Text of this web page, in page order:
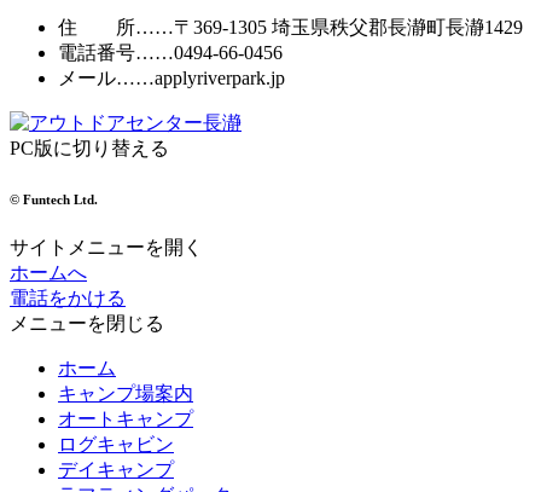
住 所……〒369-1305 埼玉県秩父郡長瀞町長瀞1429
電話番号……0494-66-0456
メール……applyriverpark.jp
PC版に切り替える
© Funtech Ltd.
サイトメニューを開く
ホームへ
電話をかける
メニューを閉じる
ホーム
キャンプ場案内
オートキャンプ
ログキャビン
デイキャンプ